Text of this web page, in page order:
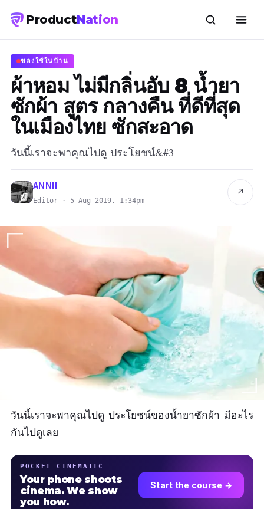
ProductNation
ของใช้ในบ้าน
ผ้าหอม ไม่มีกลิ่นอับ 8 น้ำยา
ซักผ้า สูตร กลางคืน ที่ดีที่สุด
ในเมืองไทย ซักสะอาด
วันนี้เราจะพาคุณไปดู ประโยชน์&#3
ANNII
Editor · 5 Aug 2019, 1:34pm
↗
วันนี้เราจะพาคุณไปดู ประโยชน์ของน้ำยาซักผ้า มีอะไร
กันไปดูเลย
POCKET CINEMATIC
Your phone shoots
cinema. We show
you how.
Start the course →